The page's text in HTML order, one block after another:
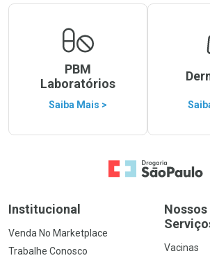
PBM
Laboratórios
Saiba Mais >
Ir para a Home
Institucional
Venda No Marketplace
Trabalhe Conosco
Nossos
Vacinas